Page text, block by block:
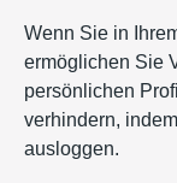
Wenn Sie in
ermöglichen Sie
persönlichen
verhindern,
ausloggen.